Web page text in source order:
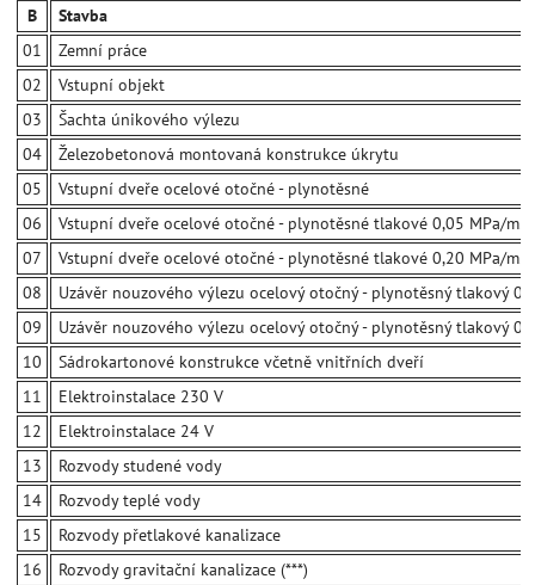
B
Stavba
01
Zemní práce
02
Vstupní objekt
03
Šachta únikového výlezu
04
Železobetonová montovaná konstrukce úkrytu
05
Vstupní dveře ocelové otočné - plynotěsné
06
Vstupní dveře ocelové otočné - plynotěsné tlakové 0,05 MPa/m2
07
Vstupní dveře ocelové otočné - plynotěsné tlakové 0,20 MPa/m2
08
Uzávěr nouzového výlezu ocelový otočný - plynotěsný tlakový
09
Uzávěr nouzového výlezu ocelový otočný - plynotěsný tlakový
10
Sádrokartonové konstrukce včetně vnitřních dveří
11
Elektroinstalace 230 V
12
Elektroinstalace 24 V
13
Rozvody studené vody
14
Rozvody teplé vody
15
Rozvody přetlakové kanalizace
16
Rozvody gravitační kanalizace (***)